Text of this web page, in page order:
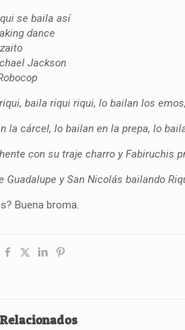
se baila así
dance
Jackson
baila riqui riqui, lo bailan los
la cárcel, lo bailan en la prepa, lo
con su traje charro y Fabiruchis
Guadalupe y San Nicolás bailando
Buena broma.